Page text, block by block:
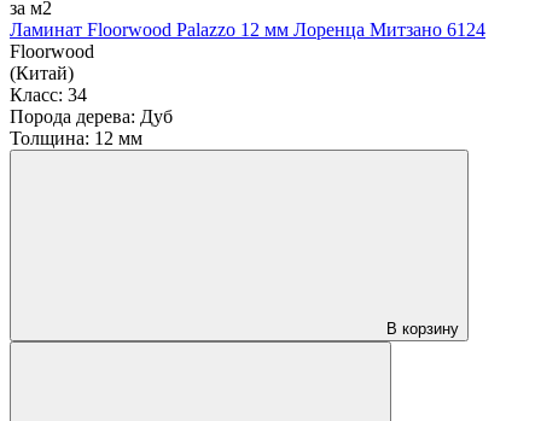
за м2
Ламинат Floorwood Palazzo 12 мм Лоренца Митзано 6124
Floorwood
(Китай)
Класс: 34
Порода дерева: Дуб
Толщина: 12 мм
В корзину